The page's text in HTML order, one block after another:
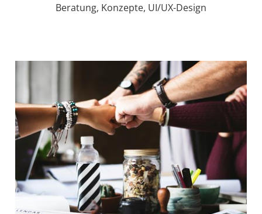
Beratung, Konzepte, UI/UX-Design